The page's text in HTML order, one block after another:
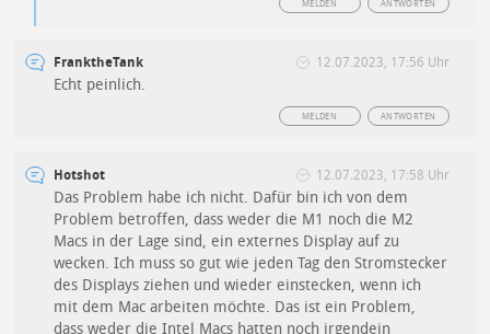
ANTWORTEN
MELDEN
FranktheTank 12.07.2023, 17:56 Uhr
Echt peinlich.
ANTWORTEN
MELDEN
Hotshot 12.07.2023, 17:58 Uhr
Das Problem habe ich nicht. Dafür bin ich von dem
Problem betroffen, dass weder die M1 noch die M2
Macs in der Lage sind, ein externes Display auf zu
wecken. Ich muss so gut wie jeden Tag den Stromstecker
des Displays ziehen und wieder einstecken, wenn ich
mit dem Mac arbeiten möchte. Das ist ein Problem,
dass weder die Intel Macs hatten noch irgendein